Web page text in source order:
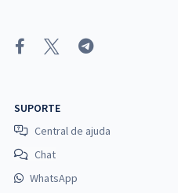
SUPORTE
Central de ajuda
Chat
WhatsApp